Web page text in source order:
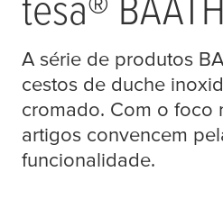
A série de produtos
cestos de duche
cromado. Com o foco
artigos convencem
funcionalidade.